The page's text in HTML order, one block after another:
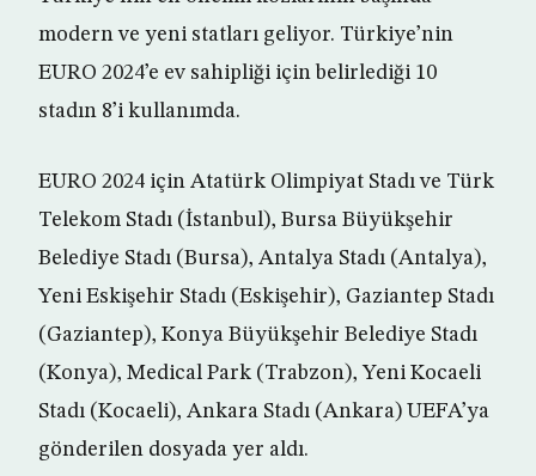
modern ve yeni statları geliyor. Türkiye’nin
EURO 2024’e ev sahipliği için belirlediği 10
stadın 8’i kullanımda.
EURO 2024 için Atatürk Olimpiyat Stadı ve Türk
Telekom Stadı (İstanbul), Bursa Büyükşehir
Belediye Stadı (Bursa), Antalya Stadı (Antalya),
Yeni Eskişehir Stadı (Eskişehir), Gaziantep Stadı
(Gaziantep), Konya Büyükşehir Belediye Stadı
(Konya), Medical Park (Trabzon), Yeni Kocaeli
Stadı (Kocaeli), Ankara Stadı (Ankara) UEFA’ya
gönderilen dosyada yer aldı.